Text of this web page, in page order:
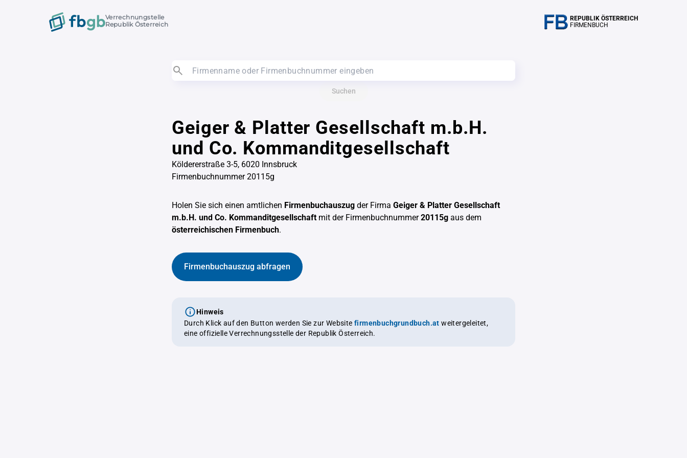
Verrechnungstelle
Republik Österreich
REPUBLIK ÖSTERREICH
FIRMENBUCH
Suchen
Geiger & Platter Gesellschaft m.b.H.
und Co. Kommanditgesellschaft
Köldererstraße 3-5, 6020 Innsbruck
Firmenbuchnummer 20115g
Holen Sie sich einen amtlichen Firmenbuchauszug der Firma Geiger & Platter Gesellschaft
m.b.H. und Co. Kommanditgesellschaftmit der Firmenbuchnummer20115g aus dem
österreichischen Firmenbuch.
Firmenbuchauszug abfragen
Hinweis
Durch Klick auf den Button werden Sie zur Website firmenbuchgrundbuch.at weitergeleitet,
eine offizielle Verrechnungsstelle der Republik Österreich.